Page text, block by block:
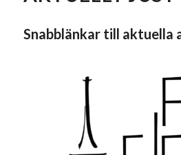
Snabblänkar till